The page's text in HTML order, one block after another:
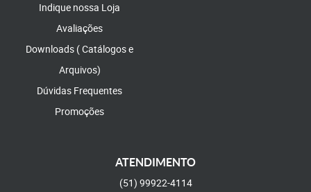
Indique nossa Loja
Avaliações
Downloads ( Catálogos e
Arquivos)
Dúvidas Frequentes
Promoções
ATENDIMENTO
(51) 99922-4114